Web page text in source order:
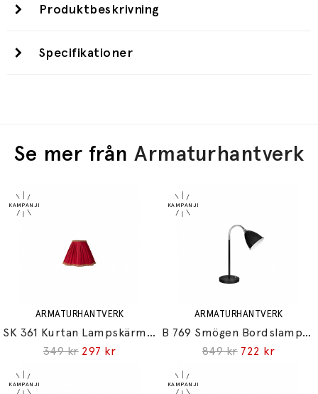
Produktbeskrivning
Specifikationer
Se mer frånArmaturhantverk
ARMATURHANTVERK
SK 361 Kurtan Lampskärm Liten Röd
349 kr 297 kr
ARMATURHANTVERK
B 769 Smögen Bordslampa Svart
849 kr 722 kr